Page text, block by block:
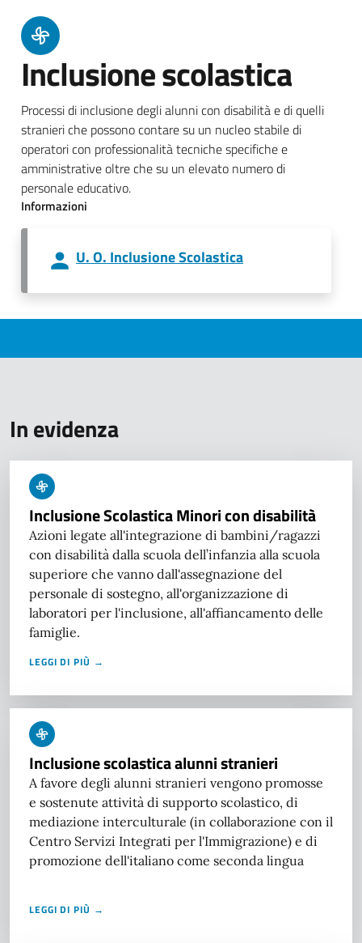
Inclusione scolastica
Processi di inclusione degli alunni con disabilità e di quelli
stranieri che possono contare su un nucleo stabile di
operatori con professionalità tecniche specifiche e
amministrative oltre che su un elevato numero di
personale educativo.
Informazioni
U. O. Inclusione Scolastica
In evidenza
Inclusione Scolastica Minori con disabilità
Azioni legate all'integrazione di bambini/ragazzi
con disabilità dalla scuola dell’infanzia alla scuola
superiore che vanno dall'assegnazione del
personale di sostegno, all'organizzazione di
laboratori per l'inclusione, all'affiancamento delle
famiglie.
LEGGI DI PIÙ →
Inclusione scolastica alunni stranieri
A favore degli alunni stranieri vengono promosse
e sostenute attività di supporto scolastico, di
mediazione interculturale (in collaborazione con il
Centro Servizi Integrati per l'Immigrazione) e di
promozione dell'italiano come seconda lingua
LEGGI DI PIÙ →